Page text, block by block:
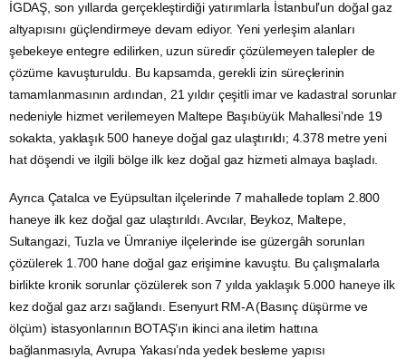
İGDAŞ, son yıllarda gerçekleştirdiği yatırımlarla İstanbul’un doğal gaz
altyapısını güçlendirmeye devam ediyor. Yeni yerleşim alanları
şebekeye entegre edilirken, uzun süredir çözülemeyen talepler de
çözüme kavuşturuldu. Bu kapsamda, gerekli izin süreçlerinin
tamamlanmasının ardından, 21 yıldır çeşitli imar ve kadastral sorunlar
nedeniyle hizmet verilemeyen Maltepe Başıbüyük Mahallesi’nde 19
sokakta, yaklaşık 500 haneye doğal gaz ulaştırıldı; 4.378 metre yeni
hat döşendi ve ilgili bölge ilk kez doğal gaz hizmeti almaya başladı.
Ayrıca Çatalca ve Eyüpsultan ilçelerinde 7 mahallede toplam 2.800
haneye ilk kez doğal gaz ulaştırıldı. Avcılar, Beykoz, Maltepe,
Sultangazi, Tuzla ve Ümraniye ilçelerinde ise güzergâh sorunları
çözülerek 1.700 hane doğal gaz erişimine kavuştu. Bu çalışmalarla
birlikte kronik sorunlar çözülerek son 7 yılda yaklaşık 5.000 haneye ilk
kez doğal gaz arzı sağlandı. Esenyurt RM-A (Basınç düşürme ve
ölçüm) istasyonlarının BOTAŞ’ın ikinci ana iletim hattına
bağlanmasıyla, Avrupa Yakası’nda yedek besleme yapısı